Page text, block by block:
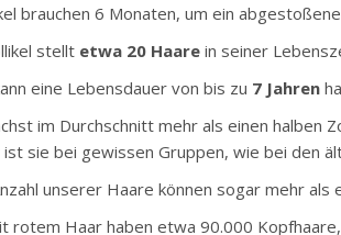
brauchen 6 Monaten, um ein
stellt etwa 20 Haare in seiner
eine Lebensdauer von bis zu 7 Jahren
im Durchschnitt mehr als einen
sie bei gewissen Gruppen, wie bei den
unserer Haare können sogar mehr
rotem Haar haben etwa 90.000